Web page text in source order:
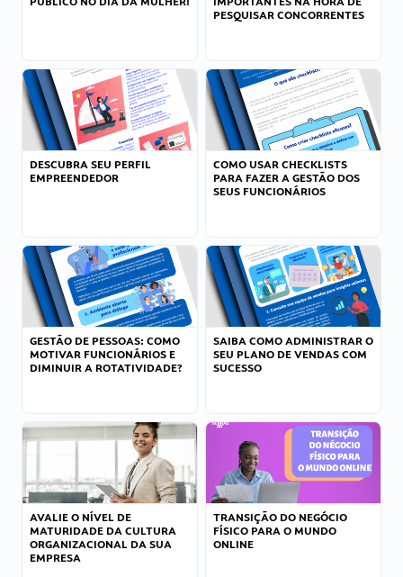
PESQUISAR CONCORRENTES
DESCUBRA SEU PERFIL
EMPREENDEDOR
COMO USAR CHECKLISTS
PARA FAZER A GESTÃO DOS
SEUS FUNCIONÁRIOS
GESTÃO DE PESSOAS: COMO
MOTIVAR FUNCIONÁRIOS E
DIMINUIR A ROTATIVIDADE?
SAIBA COMO ADMINISTRAR O
SEU PLANO DE VENDAS COM
SUCESSO
AVALIE O NÍVEL DE
MATURIDADE DA CULTURA
ORGANIZACIONAL DA SUA
EMPRESA
TRANSIÇÃO DO NEGÓCIO
FÍSICO PARA O MUNDO
ONLINE